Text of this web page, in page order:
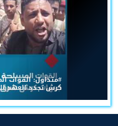
#متداول: القوات
كرش تجدد العهد